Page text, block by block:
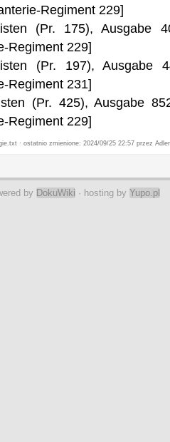
Regiment 229]
(Pr. 175), Ausgabe
Regiment 229]
(Pr. 197),
Regiment 231]
(Pr. 425), Ausgabe
Regiment 229]
· ostatnio zmienione: 2024/09/25 22:57 przez
by DokuWiki · hosting by Yupo.pl